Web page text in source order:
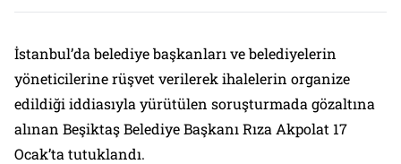
İstanbul’da belediye başkanları ve belediyelerin
yöneticilerine rüşvet verilerek ihalelerin organize
edildiği iddiasıyla yürütülen soruşturmada gözaltına
alınan Beşiktaş Belediye Başkanı Rıza Akpolat 17
Ocak’ta tutuklandı.